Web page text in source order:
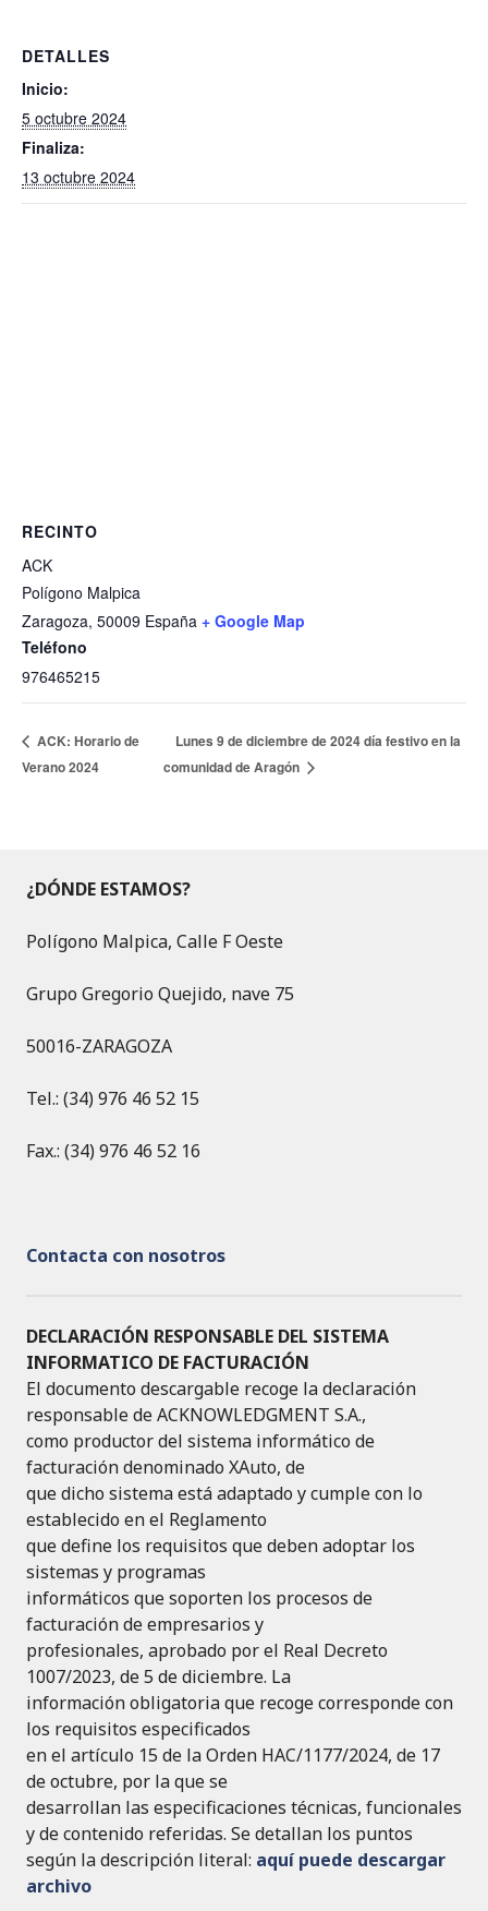
n o
o
k
DETALLES
Inicio:
5 octubre 2024
Finaliza:
13 octubre 2024
RECINTO
ACK
Polígono Malpica
Zaragoza, 50009 España + Google Map
Teléfono
976465215
ACK: Horario de
Verano 2024
Lunes 9 de diciembre de 2024 día festivo en la
comunidad de Aragón
¿DÓNDE ESTAMOS?
Polígono Malpica, Calle F Oeste
Grupo Gregorio Quejido, nave 75
50016-ZARAGOZA
Tel.: (34) 976 46 52 15
Fax.: (34) 976 46 52 16
Contacta con nosotros
DECLARACIÓN RESPONSABLE DEL SISTEMA
INFORMATICO DE FACTURACIÓN
El documento descargable recoge la declaración
responsable de ACKNOWLEDGMENT S.A.,
como productor del sistema informático de
facturación denominado XAuto, de
que dicho sistema está adaptado y cumple con lo
establecido en el Reglamento
que define los requisitos que deben adoptar los
sistemas y programas
informáticos que soporten los procesos de
facturación de empresarios y
profesionales, aprobado por el Real Decreto
1007/2023, de 5 de diciembre. La
información obligatoria que recoge corresponde con
los requisitos especificados
en el artículo 15 de la Orden HAC/1177/2024, de 17
de octubre, por la que se
desarrollan las especificaciones técnicas, funcionales
y de contenido referidas. Se detallan los puntos
según la descripción literal: aquí puede descargar
archivo